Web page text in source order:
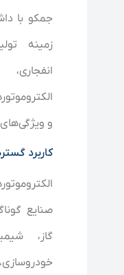
جمکو با
زمینه
و
کاربرد
صنایع
گاز،